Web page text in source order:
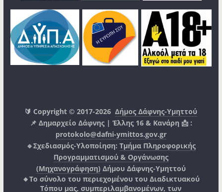
🔰 Copyright © 2017-2026Δήμος Δάφνης-Υμηττού
📌 Δημαρχείο Δάφνης | Έλλης 16 & Κανάρη 📩 :
protokolo@dafni-ymittos.gov.gr
🔹Σχεδιασμός-Υλοποίηση: Τμήμα Πληροφορικής
Προγραμματισμού & Οργάνωσης
(Μηχανογράφηση) Δήμου Δάφνης-Υμηττού
🔸Το σύνολο του περιεχομένου του Διαδικτυακού
Τόπου μας, συμπεριλαμβανομένων, των